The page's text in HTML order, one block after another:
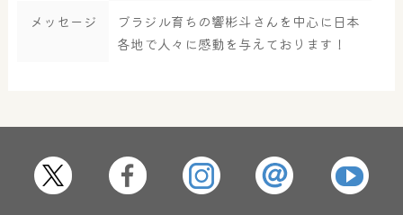
メッセージ
ブラジル育ちの響彬斗さんを中心に日本
各地で人々に感動を与えております！